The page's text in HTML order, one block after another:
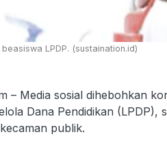
LPDP. (sustaination.id)
– Media sosial dihebohkan
Dana Pendidikan
publik.